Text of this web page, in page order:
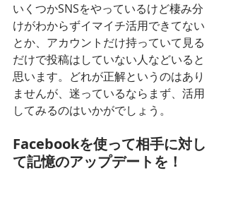
いくつかSNSをやっているけど棲み分
けがわからずイマイチ活用できてない
とか、アカウントだけ持っていて見る
だけで投稿はしていない人などいると
思います。どれが正解というのはあり
ませんが、迷っているならまず、活用
してみるのはいかがでしょう。
Facebookを使って相手に対し
て記憶のアップデートを！